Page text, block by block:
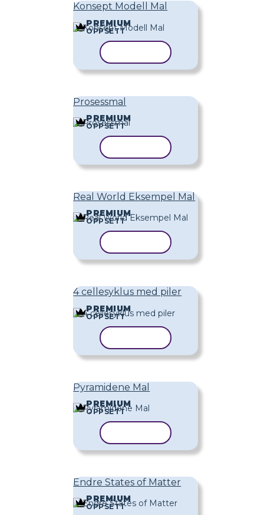
Konsept Modell Mal
PREMIUM
OPPSETT
Prosessmal
PREMIUM
OPPSETT
Real World Eksempel Mal
PREMIUM
OPPSETT
4 cellesyklus med piler
PREMIUM
OPPSETT
Pyramidene Mal
PREMIUM
OPPSETT
Endre States of Matter
PREMIUM
OPPSETT